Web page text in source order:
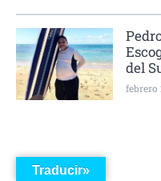
del
febrero
Traducir»